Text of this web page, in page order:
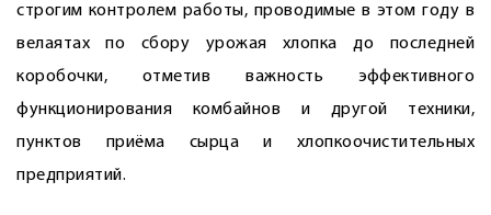
строгим контролем работы, проводимые в этом году в
велаятах по сбору урожая хлопка до последней
коробочки, отметив важность эффективного
функционирования комбайнов и другой техники,
пунктов приёма сырца и хлопкоочистительных
предприятий.